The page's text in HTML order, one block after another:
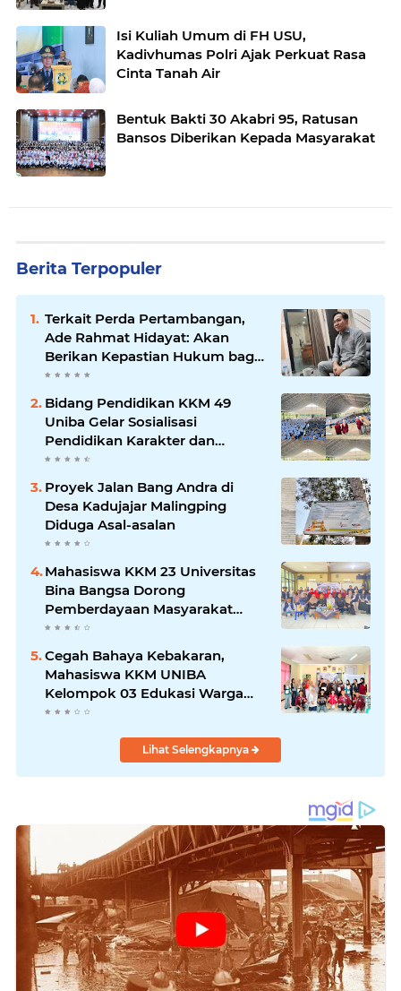
Isi Kuliah Umum di FH USU,
Kadivhumas Polri Ajak Perkuat Rasa
Cinta Tanah Air
Bentuk Bakti 30 Akabri 95, Ratusan
Bansos Diberikan Kepada Masyarakat
Berita Terpopuler
Terkait Perda Pertambangan,
Ade Rahmat Hidayat: Akan
Berikan Kepastian Hukum bagi
Masyarakat dan Pelaku Usaha
Bidang Pendidikan KKM 49
Uniba Gelar Sosialisasi
Pendidikan Karakter dan
Kenakalan Remaja di SMP
Negeri 1 Baros
Proyek Jalan Bang Andra di
Desa Kadujajar Malingping
Diduga Asal-asalan
Mahasiswa KKM 23 Universitas
Bina Bangsa Dorong
Pemberdayaan Masyarakat
melalui Seminar di Desa
Pelawad
Cegah Bahaya Kebakaran,
Mahasiswa KKM UNIBA
Kelompok 03 Edukasi Warga
Karundang Mengenai Instalasi
Lihat Selengkapnya